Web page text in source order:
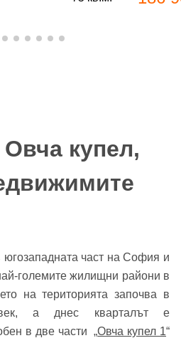
купел,
част на София и
големите жилищни райони в
на територията започва в
а днес кварталът е
в две части „Овча купел 1“